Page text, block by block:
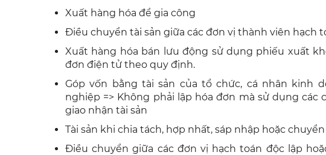
Xuất hàng hóa để gia công
Điều chuyển tài sản giữa các đơn vị thành viên hạch
Xuất hàng hóa bán lưu động sử dụng phiếu xuất
đơn điện tử theo quy định.
Góp vốn bằng tài sản của tổ chức, cá nhân kinh
nghiệp => Không phải lập hóa đơn mà sử dụng
giao nhận tài sản
Tài sản khi chia tách, hợp nhất, sáp nhập hoặc
Điều chuyển giữa các đơn vị hạch toán độc lập